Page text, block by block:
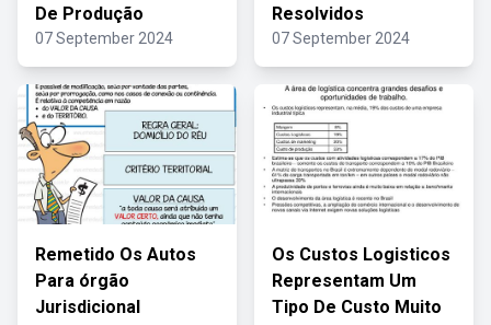
De Produção
07 September 2024
Resolvidos
07 September 2024
Remetido Os Autos
Para órgão
Jurisdicional
Os Custos Logisticos
Representam Um
Tipo De Custo Muito